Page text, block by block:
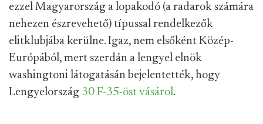
ezzel Magyarország a lopakodó (a radarok számára
nehezen észrevehető) típussal rendelkezők
elitklubjába kerülne. Igaz, nem elsőként Közép-
Európából, mert szerdán a lengyel elnök
washingtoni látogatásán bejelentették, hogy
Lengyelország 30 F-35-öst vásárol.